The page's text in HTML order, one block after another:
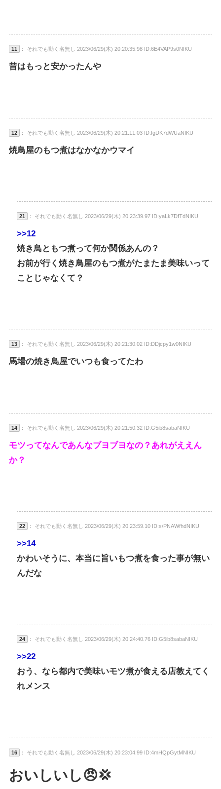
11 ： それでも動く名無し 2023/06/29(木) 20:20:35.98 ID:6E4VAP9s0NIKU
昔はもっと安かったんや
12 ： それでも動く名無し 2023/06/29(木) 20:21:11.03 ID:fgDK7dWUaNIKU
焼鳥屋のもつ煮はなかなかウマイ
21 ： それでも動く名無し 2023/06/29(木) 20:23:39.97 ID:yaLk7DfTdNIKU
>>12
焼き鳥ともつ煮って何か関係あんの？
お前が行く焼き鳥屋のもつ煮がたまたま美味いって
ことじゃなくて？
13 ： それでも動く名無し 2023/06/29(木) 20:21:30.02 ID:DDjcpy1w0NIKU
馬場の焼き鳥屋でいつも食ってたわ
14 ： それでも動く名無し 2023/06/29(木) 20:21:50.32 ID:G5ib8sabaNIKU
モツってなんであんなブヨブヨなの？あれがええん
か？
22 ： それでも動く名無し 2023/06/29(木) 20:23:59.10 ID:s/PNAWfhdNIKU
>>14
かわいそうに、本当に旨いもつ煮を食った事が無い
んだな
24 ： それでも動く名無し 2023/06/29(木) 20:24:40.76 ID:G5ib8sabaNIKU
>>22
おう、なら都内で美味いモツ煮が食える店教えてく
れメンス
16 ： それでも動く名無し 2023/06/29(木) 20:23:04.99 ID:4mHQpGytMNIKU
おいしいし😠💢